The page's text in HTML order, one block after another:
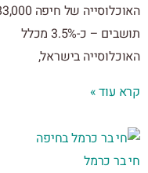
האוכלוסייה של חיפה 283,000
תושבים – כ-3.5% מכלל
בישראל,
עוד »
כרמל